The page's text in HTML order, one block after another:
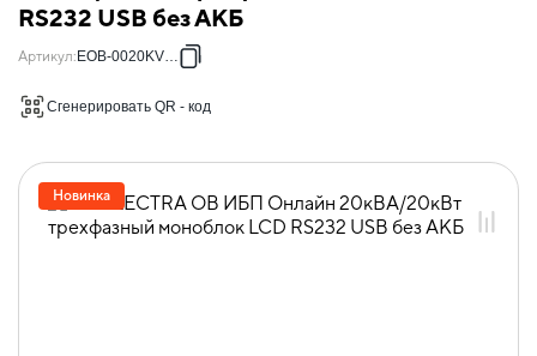
20.05.05 ИБП трехфазные
ELECTRA
RS232 USB без АКБ
Новинка
Артикул: EOB-0020KVA-3
Сгенерировать QR - код